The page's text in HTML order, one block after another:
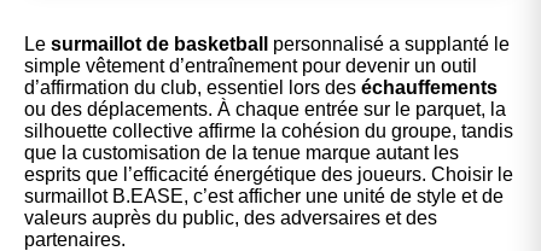
Le surmaillot de basketball
personnalisé a supplanté le
simple vêtement d’entraînement pour devenir un outil
d’affirmation du club, essentiel lors des échauffements
ou des déplacements. À chaque entrée sur le parquet, la
silhouette collective affirme la cohésion du groupe, tandis
que la customisation de la tenue marque autant les
esprits que l’efficacité énergétique des joueurs. Choisir le
surmaillot B.EASE, c’est afficher une unité de style et de
valeurs auprès du public, des adversaires et des
partenaires.